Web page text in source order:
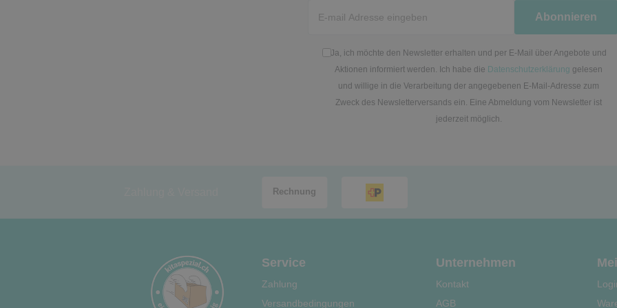
Honig
Abonnieren
Ja, ich möchte den Newsletter erhalten und per E-Mail über Angebote und
Aktionen informiert werden. Ich habe die Datenschutzerklärung gelesen
und willige in die Verarbeitung der angegebenen E-Mail-Adresse zum
Zweck des Newsletterversands ein. Eine Abmeldung vom Newsletter ist
jederzeit möglich.
Service
Zahlung
Versandbedingungen
Unternehmen
Kontakt
AGB